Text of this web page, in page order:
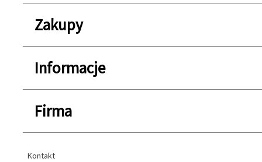
Zakupy
Informacje
Firma
Kontakt
Kontakt